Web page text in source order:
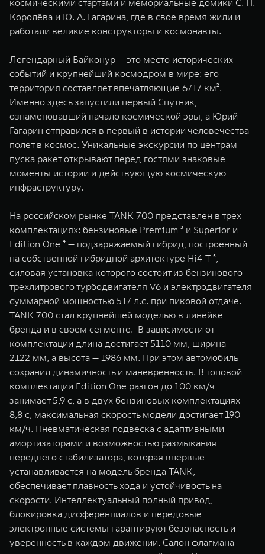
космическими стартами и мемориальные домики С. П.
Королёва и Ю. А. Гагарина, где в свое время жили и
работали великие конструкторы и космонавты.
Легендарный Байконур — это место исторических
событий и крупнейший космодром в мире: его
территория составляет впечатляющие 6717 км².
Именно здесь запустили первый Спутник,
ознаменовавший начало космической эры, а Юрий
Гагарин отправился в первый в истории человечества
полет в космос. Уникальные экскурсии по центрам
пуска ракет открывают перед гостями знаковые
моменты истории и действующую космическую
инфраструктуру.
На российском рынке TANK 700 представлен в трех
комплектациях: бензиновые Premium ³ и Superior и
Edition One ⁴ — подзаряжаемый гибрид, построенный
на собственной гибридной архитектуре Hi4-T ⁵,
силовая установка которого состоит из бензинового
трехлитрового турбодвигателя V6 и электродвигателя
суммарной мощностью 517 л.с. при пиковой отдаче.
TANK 700 стал крупнейшей моделью в линейке
бренда и в своем сегменте. В зависимости от
комплектации длина достигает 5110 мм, ширина —
2122 мм, а высота — 1986 мм. При этом автомобиль
сохранил динамичность и маневренность. В топовой
комплектации Edition One разгон до 100 км/ч
занимает 5,9 с, а в двух бензиновых комплектациях -
8,8 с, максимальная скорость модели достигает 190
км/ч. Пневматическая подвеска с адаптивными
амортизаторами и возможностью размыкания
переднего стабилизатора, которая впервые
устанавливается на модель бренда TANK,
обеспечивает плавность хода и устойчивость на
скорости. Интеллектуальный полный привод,
блокировка дифференциалов и передовые
электронные системы гарантируют безопасность и
уверенность в каждом движении. Салон флагмана